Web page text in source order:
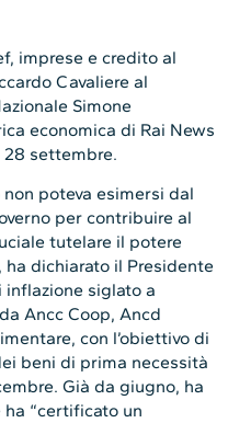
imprese e credito al
Cavaliere al
Simone
economica di Rai News
28 settembre.
poteva esimersi dal
per contribuire al
tutelare il potere
ha dichiarato il Presidente
siglato a
Ancc Coop, Ancd
con l’obiettivo di
beni di prima necessità
Già da giugno, ha
ha “certificato un